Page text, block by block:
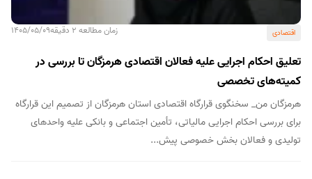
اقتصادی زمان مطالعه 2 دقیقه 1405/05/09
تعلیق احکام اجرایی علیه فعالان اقتصادی هرمزگان تا بررسی در
کمیته‌های تخصصی
هرمزگان من_ سخنگوی قرارگاه اقتصادی استان هرمزگان از تصمیم این قرارگاه
برای بررسی احکام اجرایی مالیاتی، تأمین اجتماعی و بانکی علیه واحدهای
تولیدی و فعالان بخش خصوصی پیش...